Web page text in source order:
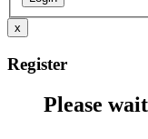
x
Register
Please